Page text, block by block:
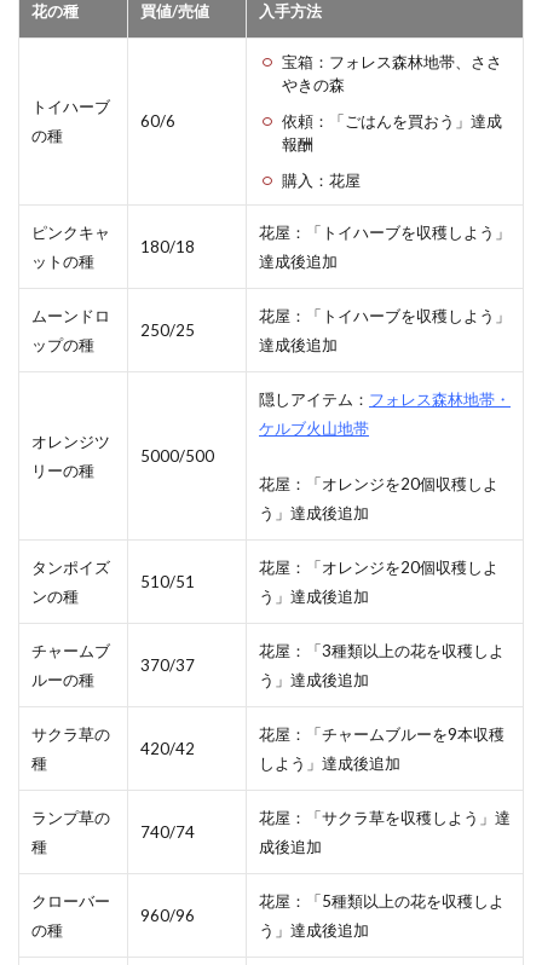
花の種 買値/売値 入手方法
トイハーブ
の種
60/6
宝箱：フォレス森林地帯、ささ
やきの森
依頼：「ごはんを買おう」達成
報酬
購入：花屋
ピンクキャ
ットの種
180/18
花屋：「トイハーブを収穫しよう」
達成後追加
ムーンドロ
ップの種
250/25
花屋：「トイハーブを収穫しよう」
達成後追加
オレンジツ
リーの種
5000/500
隠しアイテム： フォレス森林地帯・
ケルブ火山地帯
花屋：「オレンジを20個収穫しよ
う」達成後追加
タンポイズ
ンの種
510/51
花屋：「オレンジを20個収穫しよ
う」達成後追加
チャームブ
ルーの種
370/37
花屋：「3種類以上の花を収穫しよ
う」達成後追加
サクラ草の
種
420/42
花屋：「チャームブルーを9本収穫
しよう」達成後追加
ランプ草の
種
740/74
花屋：「サクラ草を収穫しよう」達
成後追加
クローバー
の種
960/96
花屋：「5種類以上の花を収穫しよ
う」達成後追加